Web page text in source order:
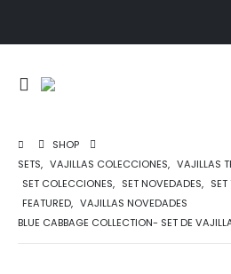
SHOP
SETS, VAJILLAS COLECCIONES, VAJILLAS
SET COLECCIONES, SET NOVEDADES,
FEATURED, VAJILLAS NOVEDADES
BLUE CABBAGE COLLECTION- SET DE